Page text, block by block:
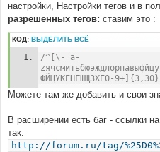
настройки, Настройки тегов и в
разрешенных тегов: ставим это :
КОД: ВЫДЕЛИТЬ ВСЁ
/^[\- a-
ФЙЦУКЕНГШЩЗХЁ0-
Можете там же добавить и свои
В расширении есть баг - ссылки
так:
http://forum.ru/tag/